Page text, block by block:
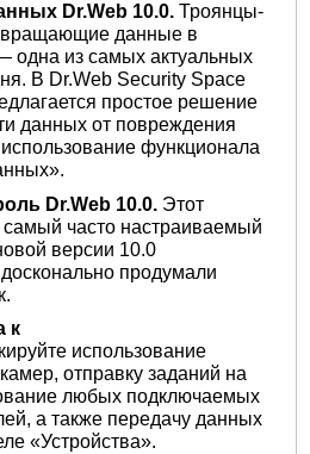
Dr.Web 10.0.Троянцы-
данные в
из самых актуальных
В Dr.Web Security Space
простое решение
данных от повреждения
функционала
Dr.Web 10.0. Этот
часто настраиваемый
версии 10.0
продумали
к
использование
отправку заданий на
любых подключаемых
а также передачу данных
«Устройства».